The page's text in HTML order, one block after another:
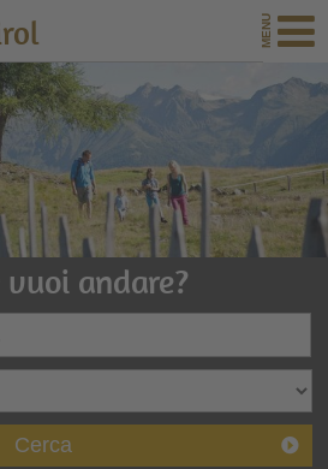
vuoi andare?
Cerca